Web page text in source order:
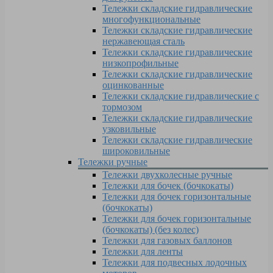
Тележки складские гидравлические
многофункциональные
Тележки складские гидравлические
нержавеющая сталь
Тележки складские гидравлические
низкопрофильные
Тележки складские гидравлические
оцинкованные
Тележки складские гидравлические с
тормозом
Тележки складские гидравлические
узковильные
Тележки складские гидравлические
широковильные
Тележки ручные
Тележки двухколесные ручные
Тележки для бочек (бочкокаты)
Тележки для бочек горизонтальные
(бочкокаты)
Тележки для бочек горизонтальные
(бочкокаты) (без колес)
Тележки для газовых баллонов
Тележки для ленты
Тележки для подвесных лодочных